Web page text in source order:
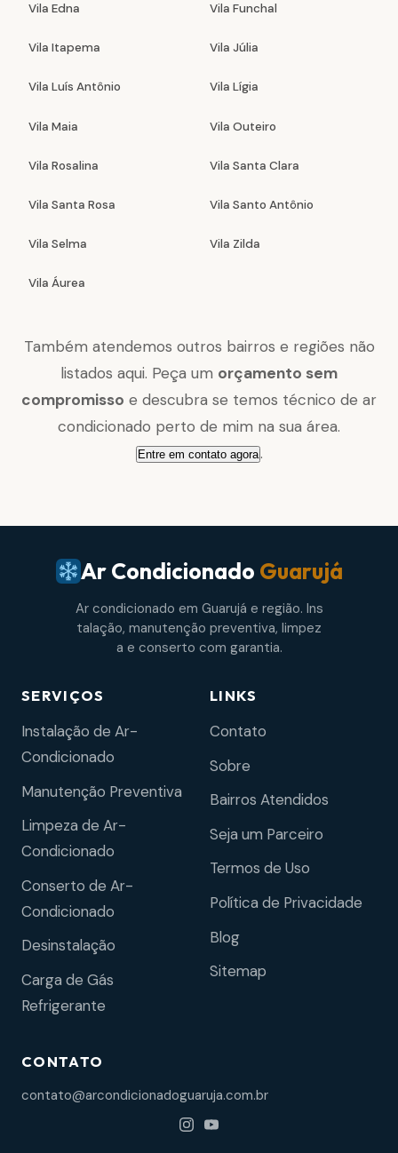
Vila Edna Vila Funchal
Vila Itapema Vila Júlia
Vila Luís Antônio Vila Lígia
Vila Maia Vila Outeiro
Vila Rosalina Vila Santa Clara
Vila Santa Rosa Vila Santo Antônio
Vila Selma Vila Zilda
Vila Áurea
Também atendemos outros bairros e regiões não
listados aqui. Peça um orçamento sem
compromisso e descubra se temos técnico de ar
condicionado perto de mim na sua área.
Entre em contato agora.
Ar Condicionado Guarujá
Ar condicionado em Guarujá e região. Ins
talação, manutenção preventiva, limpez
a e conserto com garantia.
SERVIÇOS
Instalação de Ar-
Condicionado
Manutenção Preventiva
Limpeza de Ar-
Condicionado
Conserto de Ar-
Condicionado
Desinstalação
Carga de Gás
Refrigerante
LINKS
Contato
Sobre
Bairros Atendidos
Seja um Parceiro
Termos de Uso
Política de Privacidade
Blog
Sitemap
CONTATO
contato@arcondicionadoguaruja.com.br